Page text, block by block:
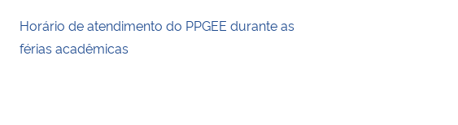
Horário de atendimento do PPGEE durante as
férias acadêmicas